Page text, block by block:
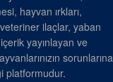
hayvan ırkları,
ilaçlar, yaban
yayınlayan ve
sorunlarına
platformudur.